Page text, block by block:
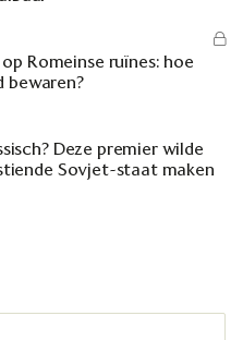
Romeinse ruïnes: hoe
bewaren?
Deze premier wilde
Sovjet-staat maken